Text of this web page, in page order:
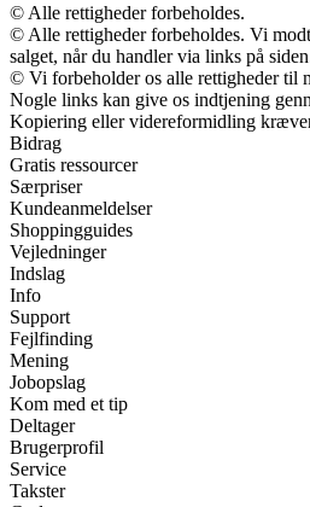
© Alle rettigheder forbeholdes.
© Alle rettigheder forbeholdes. Vi
salget, når du handler via links på
© Vi forbeholder os alle rettigheder til
Nogle links kan give os indtjening
Kopiering eller videreformidling
Bidrag
Gratis ressourcer
Særpriser
Kundeanmeldelser
Shoppingguides
Vejledninger
Indslag
Info
Support
Fejlfinding
Mening
Jobopslag
Kom med et tip
Deltager
Brugerprofil
Service
Takster